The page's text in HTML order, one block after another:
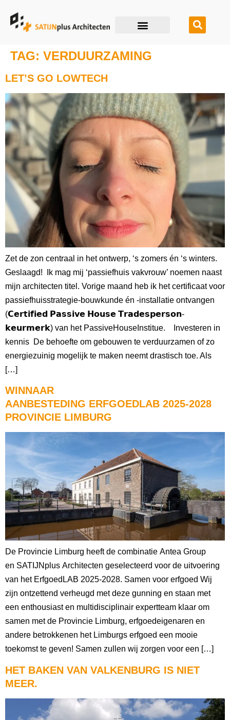
TAG: VERDUURZAMING
LET’S GO LOWTECH
Zet de zon centraal in het ontwerp, ‘s zomers én ‘s winters.
Geslaagd! Ik mag mij ‘passiefhuis vakvrouw’ noemen naast
mijn architecten titel. Vorige maand heb ik het certificaat voor
passiefhuisstrategie-bouwkunde én -installatie ontvangen
(𝗖𝗲𝗿𝘁𝗶𝗳𝗶𝗲𝗱 𝗣𝗮𝘀𝘀𝗶𝘃𝗲 𝗛𝗼𝘂𝘀𝗲 𝗧𝗿𝗮𝗱𝗲𝘀𝗽𝗲𝗿𝘀𝗼𝗻-
𝗸𝗲𝘂𝗿𝗺𝗲𝗿𝗸) van het PassiveHouseInstitue. Investeren in
kennis De behoefte om gebouwen te verduurzamen of zo
energiezuinig mogelijk te maken neemt drastisch toe. Als
[…]
WINNAAR
AANBESTEDING ERFGOEDLAB 2025-2028
PROVINCIE LIMBURG
De Provincie Limburg heeft de combinatie Antea Group
en SATIJNplus Architecten geselecteerd voor de uitvoering
van het ErfgoedLAB 2025-2028. Samen voor erfgoed Wij
zijn ontzettend verheugd met deze gunning en staan met
een enthousiast en multidisciplinair expertteam klaar om
samen met de Provincie Limburg, erfgoedeigenaren en
andere betrokkenen het Limburgs erfgoed een mooie
toekomst te geven! Samen zullen wij zorgen voor een […]
HET BAKEN VAN VALKENBURG IS NIET
MEER.